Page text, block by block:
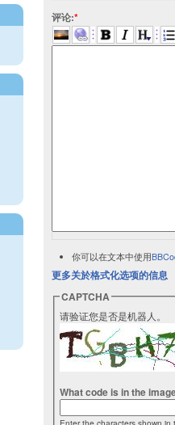
评论:*
你可以在文本中使用
更多关於格式化选项的信息
CAPTCHA
请验证您是否是机器人。
What code is in the